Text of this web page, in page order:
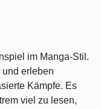
im Manga-Stil.
erleben
Kämpfe. Es
viel zu lesen,